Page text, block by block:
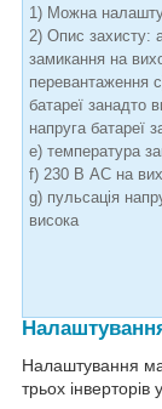
1) Можна
2) Опис захисту:
замикання на
перевантаження
батареї занадто
напруга батареї
e) температура
f) 230 В АС на
g) пульсація
висока
Налаштування
трьох